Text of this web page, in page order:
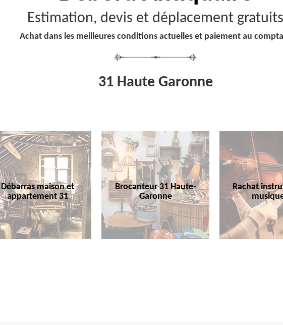
Estimation, devis et déplacement gratuits
Achat dans les meilleures conditions actuelles et paiement au
31 Haute Garonne
Débarras maison et
appartement 31
Brocanteur 31 Haute-
Garonne
Rachat